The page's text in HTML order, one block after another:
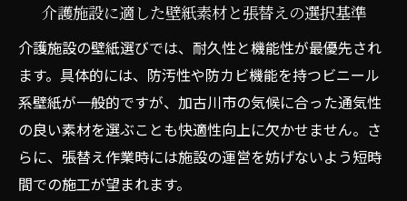
介護施設に適した壁紙素材と張替えの選択基準
介護施設の壁紙選びでは、耐久性と機能性が最優先され
ます。具体的には、防汚性や防カビ機能を持つビニール
系壁紙が一般的ですが、加古川市の気候に合った通気性
の良い素材を選ぶことも快適性向上に欠かせません。さ
らに、張替え作業時には施設の運営を妨げないよう短時
間での施工が望まれます。